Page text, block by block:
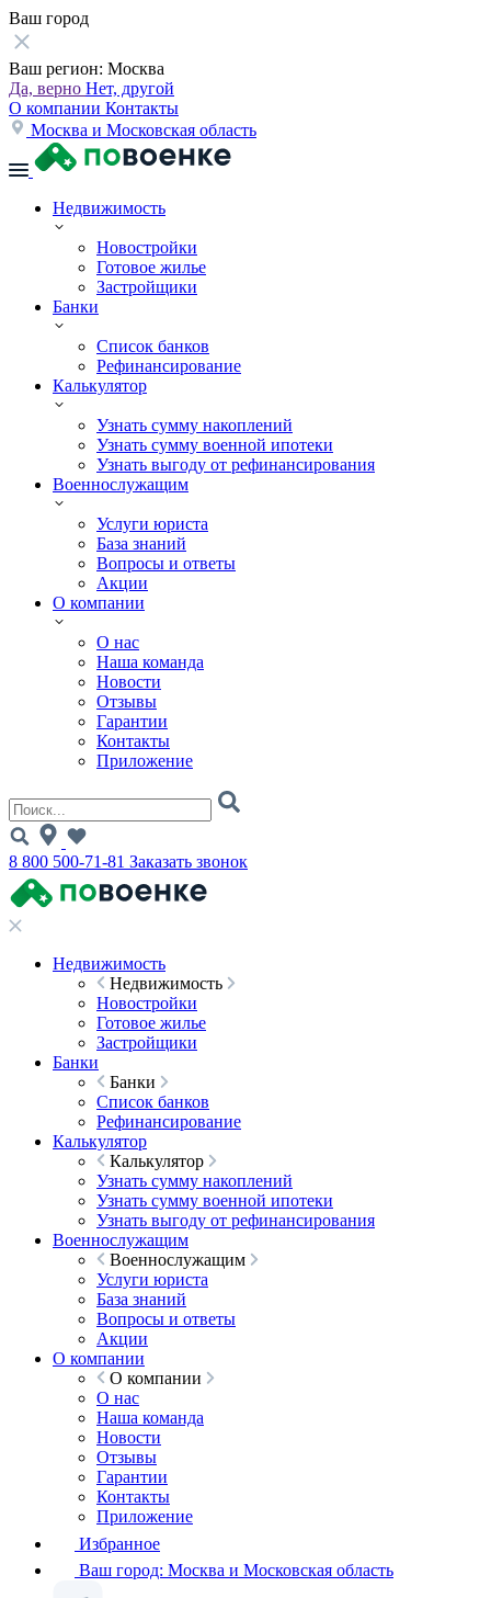
Ваш город
Ваш регион: Москва
Да, верно Нет, другой
О компании Контакты
Москва и Московская область
Недвижимость
Новостройки
Готовое жилье
Застройщики
Банки
Список банков
Рефинансирование
Калькулятор
Узнать сумму накоплений
Узнать сумму военной ипотеки
Узнать выгоду от рефинансирования
Военнослужащим
Услуги юриста
База знаний
Вопросы и ответы
Акции
О компании
О нас
Наша команда
Новости
Отзывы
Гарантии
Контакты
Приложение
8 800 500-71-81 Заказать звонок
Недвижимость
Недвижимость
Новостройки
Готовое жилье
Застройщики
Банки
Банки
Список банков
Рефинансирование
Калькулятор
Калькулятор
Узнать сумму накоплений
Узнать сумму военной ипотеки
Узнать выгоду от рефинансирования
Военнослужащим
Военнослужащим
Услуги юриста
База знаний
Вопросы и ответы
Акции
О компании
О компании
О нас
Наша команда
Новости
Отзывы
Гарантии
Контакты
Приложение
Избранное
Ваш город: Москва и Московская область